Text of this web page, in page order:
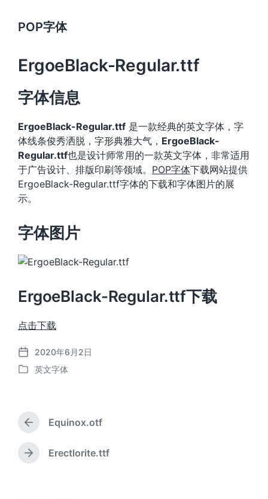
POP字体
ErgoeBlack-Regular.ttf
字体信息
ErgoeBlack-Regular.ttf 是一款经典的英文字体，字
体线条俊秀洒脱，字形典雅大气， ErgoeBlack-
Regular.ttf也是设计师常用的一款英文字体，非常适用
于广告设计、排版印刷等领域。 POP字体下载网站提供
ErgoeBlack-Regular.ttf字体的下载和字体图片的展
示。
字体图片
ErgoeBlack-Regular.ttf下载
点击下载
发
布
2020年6月2日
发
英文字体
上
篇
文
章
Equinox.otf
下
Erectlorite.ttf